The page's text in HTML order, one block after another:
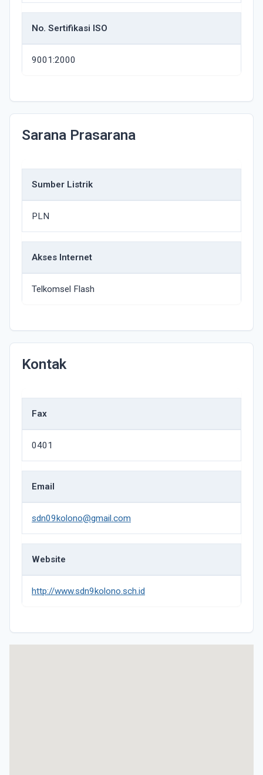
No. Sertifikasi ISO
9001:2000
Sarana Prasarana
Sumber Listrik
PLN
Akses Internet
Telkomsel Flash
Kontak
Fax
0401
Email
sdn09kolono@gmail.com
Website
http://www.sdn9kolono.sch.id